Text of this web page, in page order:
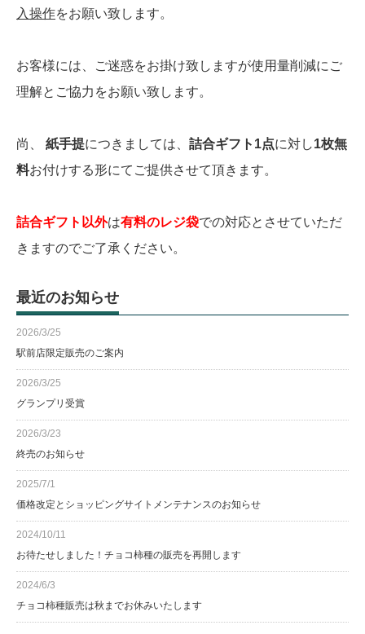
入操作をお願い致します。
お客様には、ご迷惑をお掛け致しますが使用量削減にご
理解とご協力をお願い致します。
尚、 紙手提につきましては、 詰合ギフト1点に対し1枚無
料お付けする形にてご提供させて頂きます。
詰合ギフト以外は有料のレジ袋での対応とさせていただ
きますのでご了承ください。
最近のお知らせ
2026/3/25
駅前店限定販売のご案内
2026/3/25
グランプリ受賞
2026/3/23
終売のお知らせ
2025/7/1
価格改定とショッピングサイトメンテナンスのお知らせ
2024/10/11
お待たせしました！チョコ柿種の販売を再開します
2024/6/3
チョコ柿種販売は秋までお休みいたします